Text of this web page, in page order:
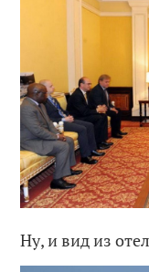
Ну, и вид из